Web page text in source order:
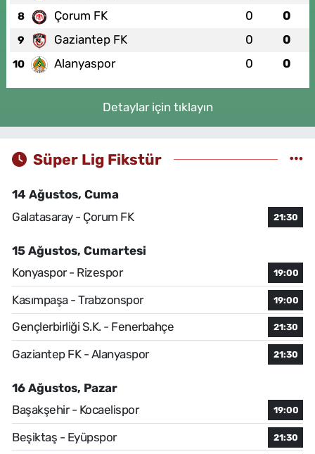
8 Çorum FK 0 0
9 Gaziantep FK 0 0
10 Alanyaspor 0 0
Detaylar için tıklayın
Süper Lig Fikstür
14 Ağustos, Cuma
Galatasaray - Çorum FK
21:30
15 Ağustos, Cumartesi
Konyaspor - Rizespor
19:00
Kasımpaşa - Trabzonspor 19:00
Gençlerbirliği S.K. - Fenerbahçe 21:30
Gaziantep FK - Alanyaspor 21:30
16 Ağustos, Pazar
Başakşehir - Kocaelispor
19:00
Beşiktaş - Eyüpspor 21:30